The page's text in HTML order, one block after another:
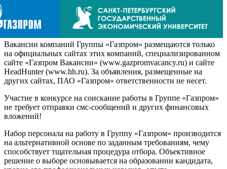
Вакансии компаний Группы «Газпром» размещаются только
на официальных сайтах этих компаний, специализированном
сайте «Газпром Вакансии» (www.gazpromvacancy.ru) и сайте
HeadHunter (www.hh.ru). За объявления, размещенные на
других сайтах, ПАО «Газпром» ответственности не несет.
Участие в конкурсе на соискание работы в Группе «Газпром»
не требует отправки смс-сообщений и других финансовых
вложений!
Набор персонала на работу в Группу «Газпром» производится
на альтернативной основе по заданным требованиям, чему
способствует тщательная процедура отбора. Объективное
решение о выборе основывается на образовании кандидата,